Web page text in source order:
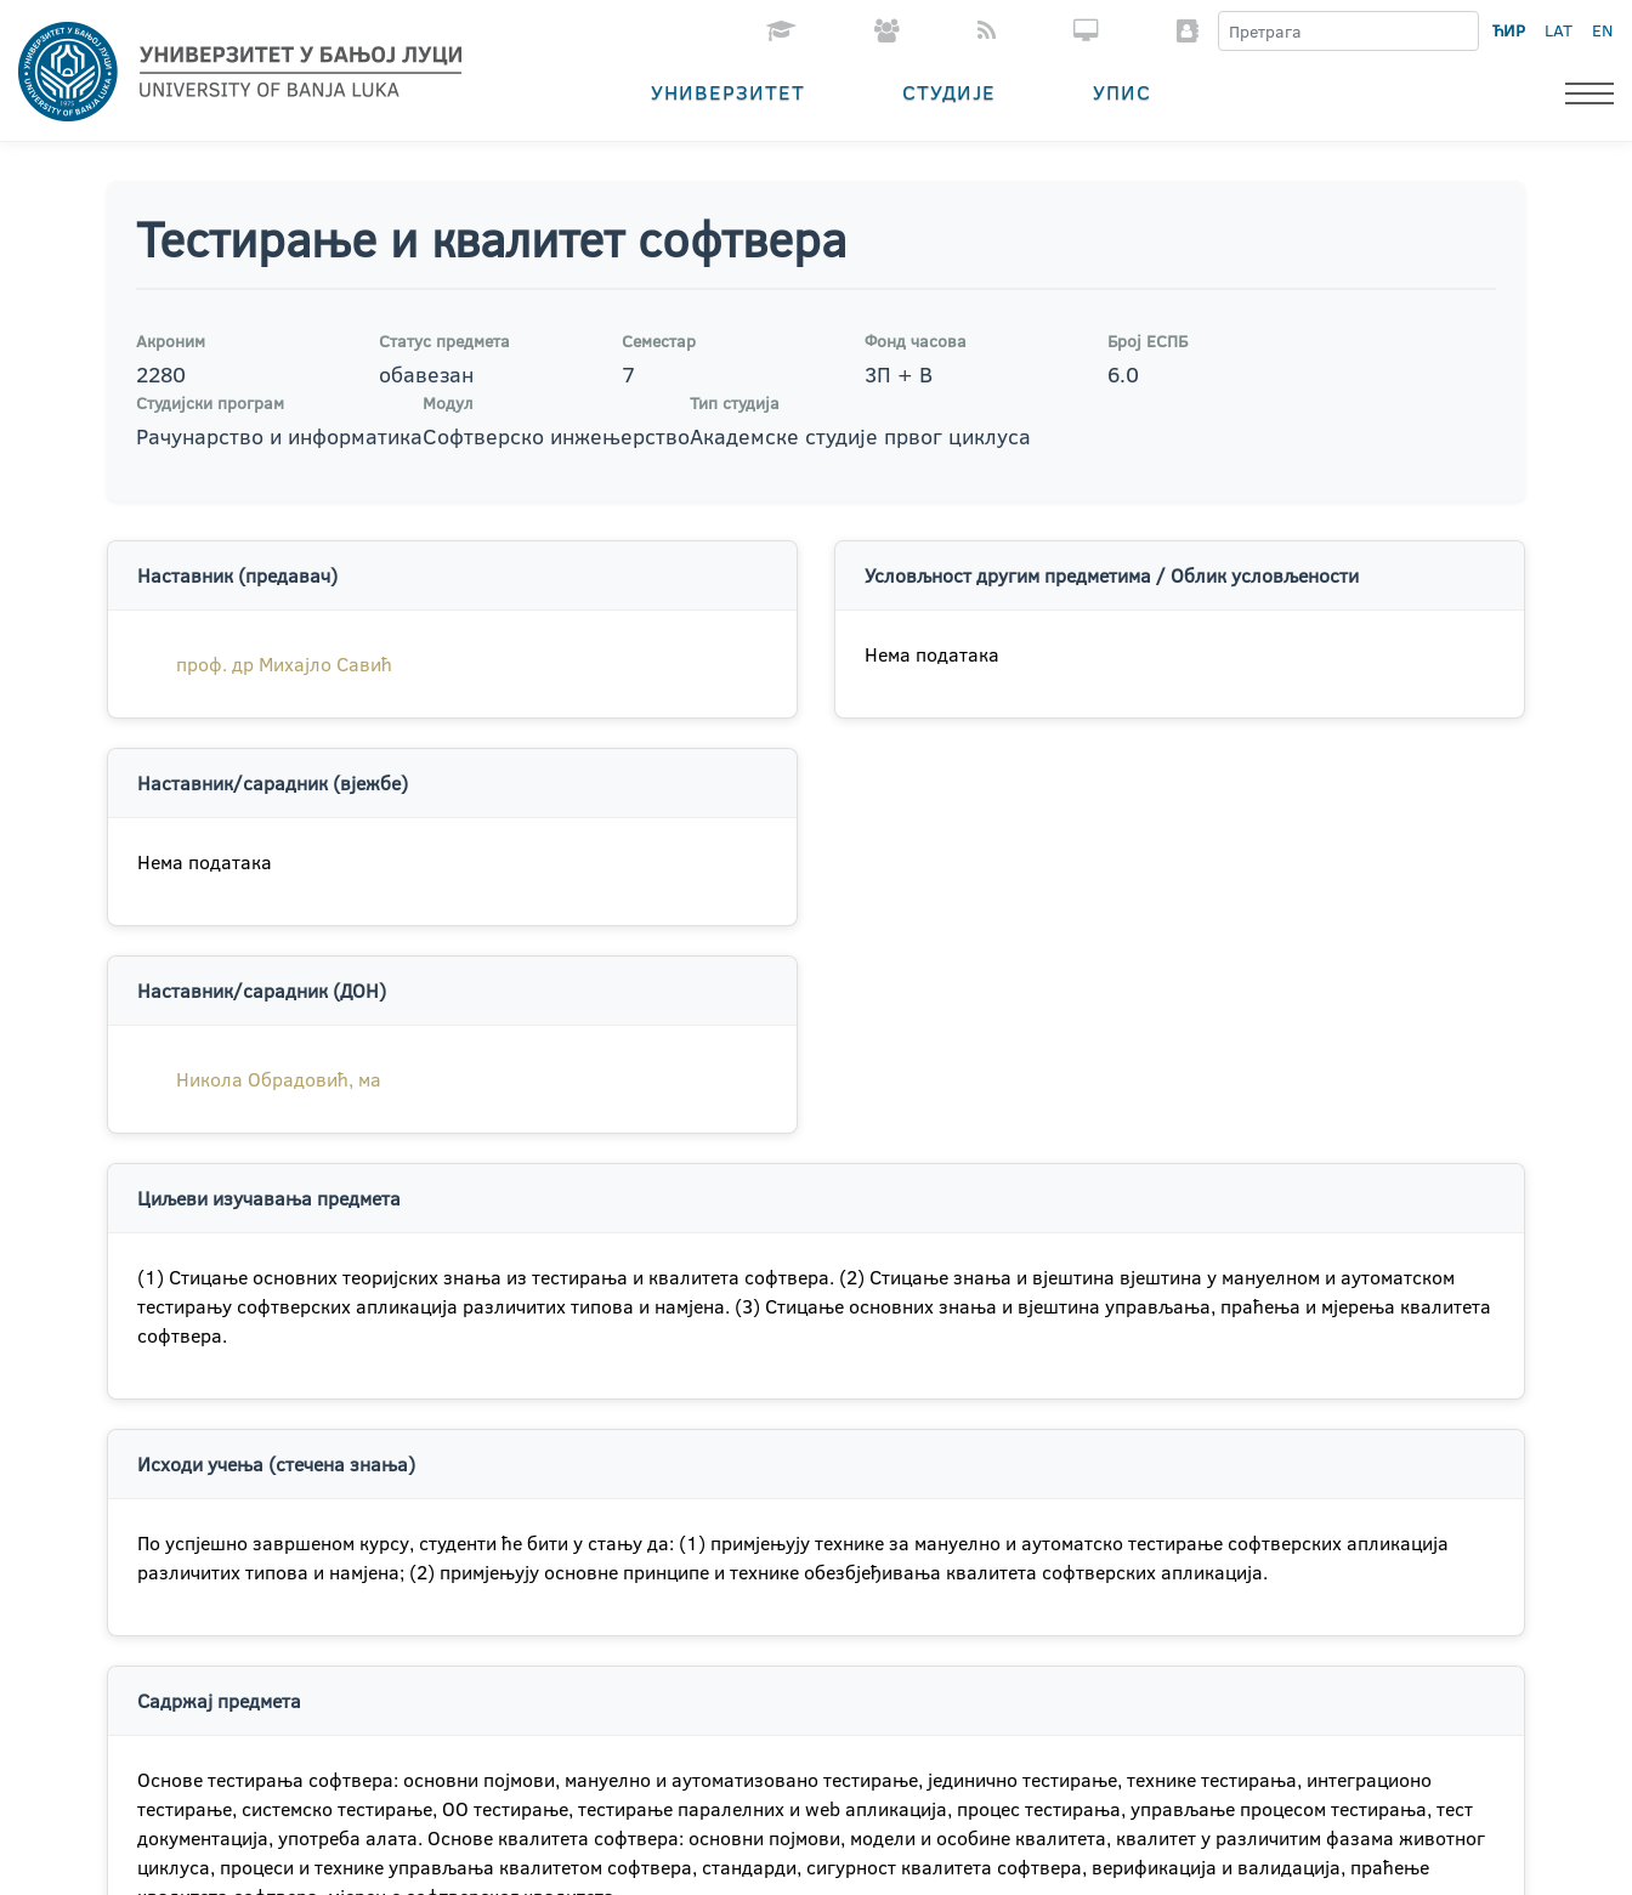
ЋИР LAT EN
УНИВЕРЗИТЕТ СТУДИЈЕ УПИС
Тестирање и квалитет софтвера
Акроним
2280
Статус предмета
обавезан
Семестар
7
Фонд часова
3П + В
Број ЕСПБ
6.0
Студијски програм
Рачунарство и информатика
Модул
Софтверско инжењерство
Тип студија
Академске студије првог циклуса
Наставник (предавач)
проф. др Михајло Савић
Наставник/сарадник (вјежбе)
Нема података
Наставник/сарадник (ДОН)
Никола Обрадовић, ма
Условљност другим предметима / Облик условљености
Нема података
Циљеви изучавања предмета
(1) Стицање основних теоријских знања из тестирања и квалитета софтвера. (2) Стицање знања и вјештина вјештина у мануелном и аутоматском
тестирању софтверских апликација различитих типова и намјена. (3) Стицање основних знања и вјештина управљања, праћења и мјерења квалитета
софтвера.
Исходи учења (стечена знања)
По успјешно завршеном курсу, студенти ће бити у стању да: (1) примјењују технике за мануелно и аутоматско тестирање софтверских апликација
различитих типова и намјена; (2) примјењују основне принципе и технике обезбјеђивања квалитета софтверских апликација.
Садржај предмета
Основе тестирања софтвера: основни појмови, мануелно и аутоматизовано тестирање, јединично тестирање, технике тестирања, интеграционо
тестирање, системско тестирање, ОО тестирање, тестирање паралелних и web апликација, процес тестирања, управљање процесом тестирања, тест
документација, употреба алата. Основе квалитета софтвера: основни појмови, модели и особине квалитета, квалитет у различитим фазама животног
циклуса, процеси и технике управљања квалитетом софтвера, стандарди, сигурност квалитета софтвера, верификација и валидација, праћење